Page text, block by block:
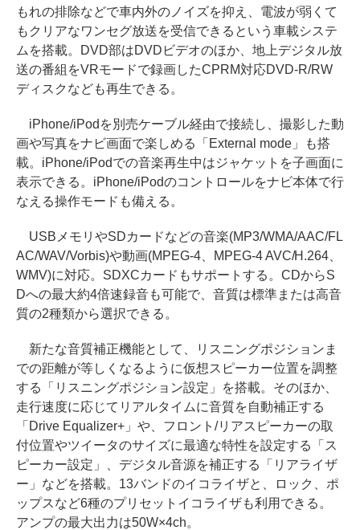
もれの排除などで車内外のノイズを抑え、電波が弱くて
もクリアなワンセグ放送を受信できるという車載システ
ムを搭載。DVD部はDVDビデオのほか、地上デジタル放
送の番組をVRモードで録画したCPRM対応DVD-R/RW
ディスクなども再生できる。
iPhone/iPodを別売ケーブル経由で接続し、撮影した動
画や写真をナビ画面で楽しめる「External mode」も搭
載。iPhone/iPodでの音楽再生中はジャケットを子画面に
表示できる。iPhone/iPodのコントロールをナビ本体で行
なえる操作モードも備える。
USBメモリやSDカードなどの音楽(MP3/WMA/AAC/FL
AC/WAV/Vorbis)や動画(MPEG-4、MPEG-4 AVC/H.264、
WMV)に対応。SDXCカードもサポートする。CDからS
Dへの最大約4倍速録音も可能で、音質は標準または高音
質の2種類から選択できる。
新たな音質補正機能として、リスニングポジションま
での距離が等しくなるように仮想スピーカー位置を調整
する「リスニングポジション設定」を搭載。そのほか、
走行速度に応じてリアルタイムに音質を自動補正する
「Drive Equalizer+」や、フロント/リアスピーカーの取
付位置やツイータのサイズに最適な特性を設定する「ス
ピーカー設定」、デジタル音源を補正する「リアライザ
ー」などを搭載。13バンドのイコライザと、ロック、ポ
ップスなど6種のプリセットイコライザも利用できる。
アンプの最大出力は50W×4ch。